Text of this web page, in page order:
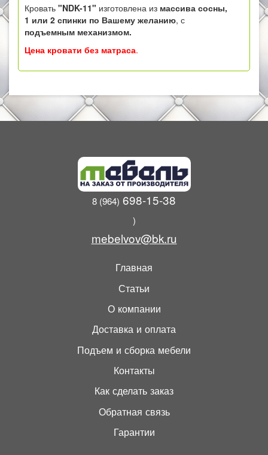
Кровать "NDK-11" изготовлена из массива сосны,
1 или 2 спинки по Вашему желанию, с
подъемным механизмом.
Цена кровати без матраса.
8 (964) 698-15-38
)
mebelvov@bk.ru
Главная
Статьи
О компании
Доставка и оплата
Подъем и сборка мебели
Контакты
Как сделать заказ
Обратная связь
Гарантии